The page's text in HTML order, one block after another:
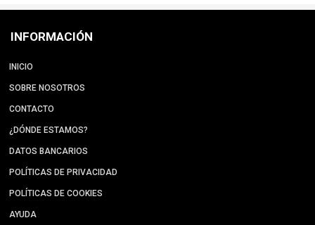
INFORMACIÓN
INICIO
SOBRE NOSOTROS
CONTACTO
¿DÓNDE ESTAMOS?
DATOS BANCARIOS
POLÍTICAS DE PRIVACIDAD
POLÍTICAS DE COOKIES
AYUDA